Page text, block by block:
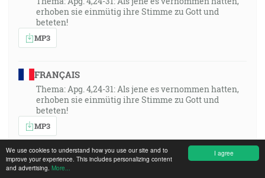
I agree
We use cookies to understand how you use our site and to
improve your experience. This includes personalizing content
and advertising. More...
erhoben sie einmütig ihre Stimme zu Gott und
beteten!
MP3
FRANÇAIS
Thema: Apg. 4,24-31: Als jene es vernommen hatten,
erhoben sie einmütig ihre Stimme zu Gott und
beteten!
MP3
POLSKI